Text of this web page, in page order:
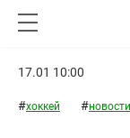
17.01 10:00
#хоккей #